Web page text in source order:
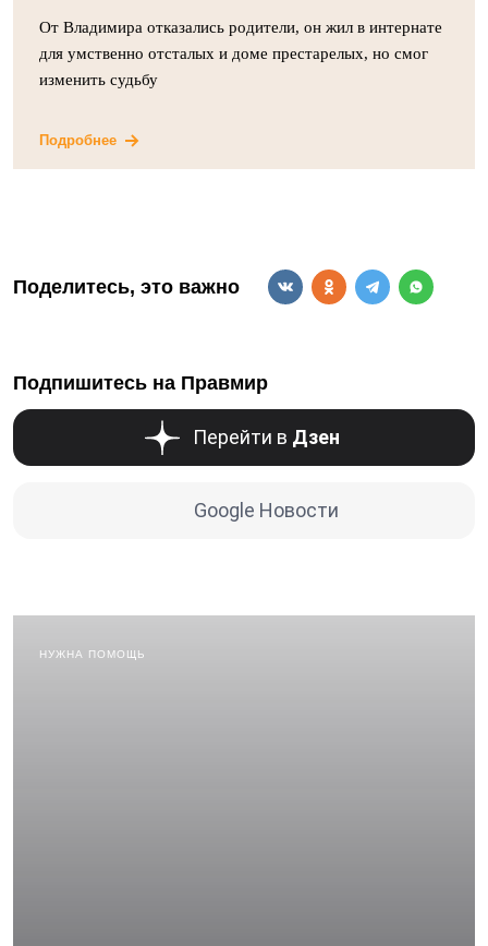
От Владимира отказались родители, он жил в интернате
для умственно отсталых и доме престарелых, но смог
изменить судьбу
Подробнее
Поделитесь, это важно
Подпишитесь на Правмир
Перейти в Дзен
Google Новости
НУЖНА ПОМОЩЬ